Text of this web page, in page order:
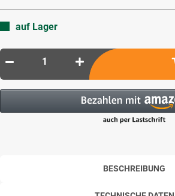
auf Lager
BESCHREIBUNG